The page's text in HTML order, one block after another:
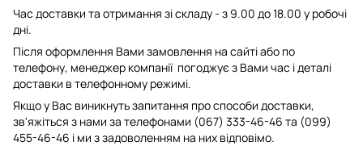
Час доставки та отримання зі складу - з 9.00 до 18.00 у робочі
дні.
Після оформлення Вами замовлення на сайті або по
телефону, менеджер компанії погоджує з Вами час і деталі
доставки в телефонному режимі.
Якщо у Вас виникнуть запитання про способи доставки,
зв'яжіться з нами за телефонами (067) 333-46-46 та (099)
455-46-46 і ми з задоволенням на них відповімо.